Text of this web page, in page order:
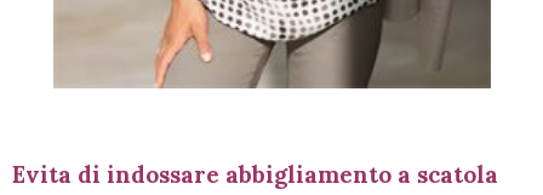
Evita di indossare abbigliamento a scatola